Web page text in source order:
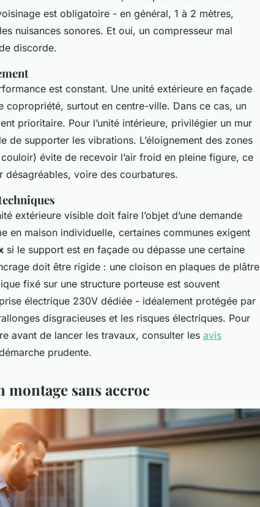
est obligatoire - en général, 1 à 2 mètres,
nuisances sonores. Et oui, un compresseur mal
discorde.
est constant. Une unité extérieure en façade
copropriété, surtout en centre-ville. Dans ce cas, un
prioritaire. Pour l’unité intérieure, privilégier un mur
de supporter les vibrations. L’éloignement des zones
évite de recevoir l’air froid en pleine figure, ce
désagréables, voire des courbatures.
extérieure visible doit faire l’objet d’une demande
en maison individuelle, certaines communes exigent
si le support est en façade ou dépasse une certaine
doit être rigide : une cloison en plaques de plâtre
fixé sur une structure porteuse est souvent
électrique 230V dédiée - idéalement protégée par
disgracieuses et les risques électriques. Pour
avant de lancer les travaux, consulter les avis
prudente.
sans accroc